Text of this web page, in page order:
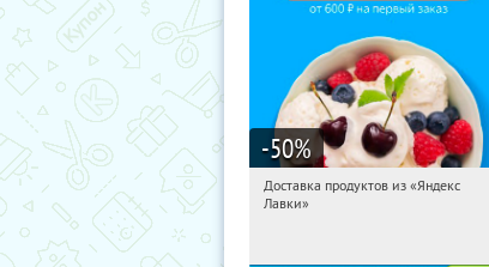
-50%
11:49:57 Получили:
Доставка продуктов из «Яндекс
Лавки»